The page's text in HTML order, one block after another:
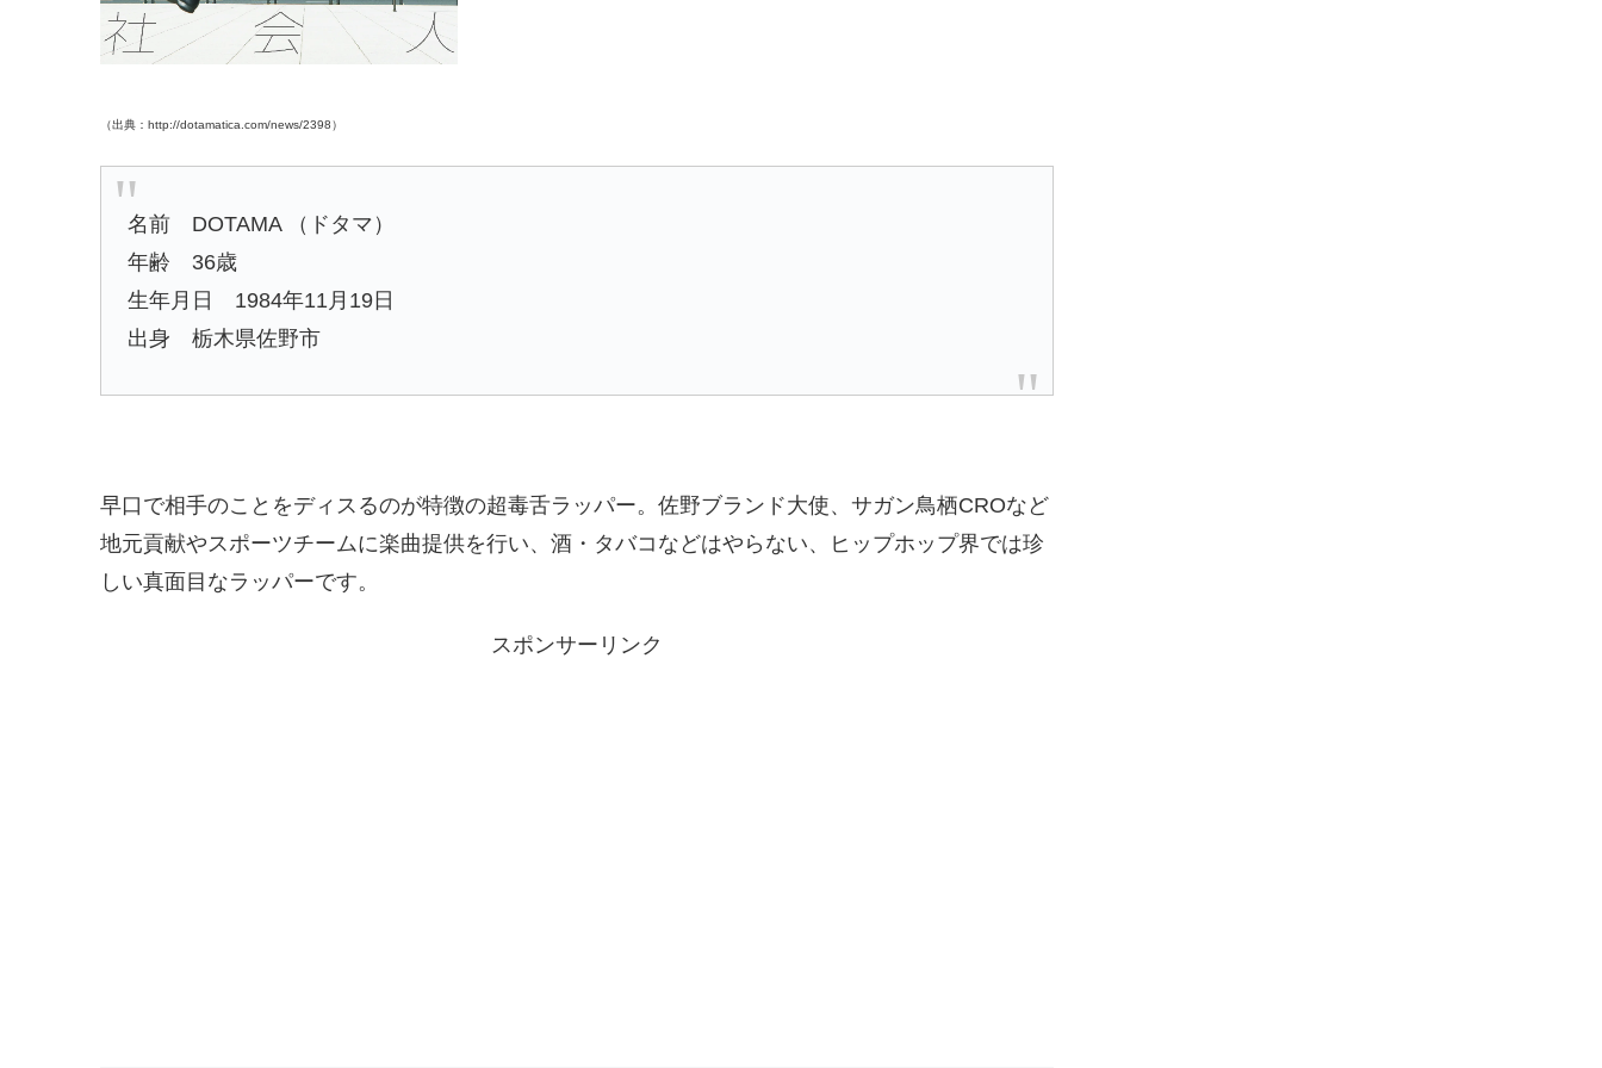
（出典：http://dotamatica.com/news/2398）
名前 DOTAMA （ドタマ）
年齢 36歳
生年月日 1984年11月19日
出身 栃木県佐野市
早口で相手のことをディスるのが特徴の超毒舌ラッパー。佐野ブランド大使、サガン鳥栖CROなど
地元貢献やスポーツチームに楽曲提供を行い、酒・タバコなどはやらない、ヒップホップ界では珍
しい真面目なラッパーです。
スポンサーリンク